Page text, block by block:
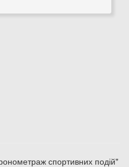
спортивних подій"